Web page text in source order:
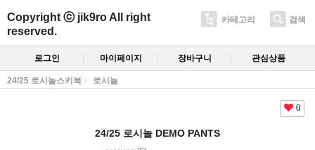
Copyright ⓒ jik9ro All right
reserved.
카테고리 검색
로그인 마이페이지 장바구니 관심상품
24/25 로시놀스키복 로시놀
0
24/25 로시놀 DEMO PANTS